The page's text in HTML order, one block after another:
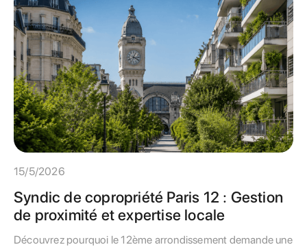
15/5/2026
Syndic de copropriété Paris 12 : Gestion
de proximité et expertise locale
Découvrez pourquoi le 12ème arrondissement demande une